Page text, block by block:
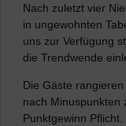
Nach zuletzt vier
in ungewohnten
uns zur Verfügung
die Trendwende
Die Gäste
nach Minuspunkten
Punktgewinn Pflicht.